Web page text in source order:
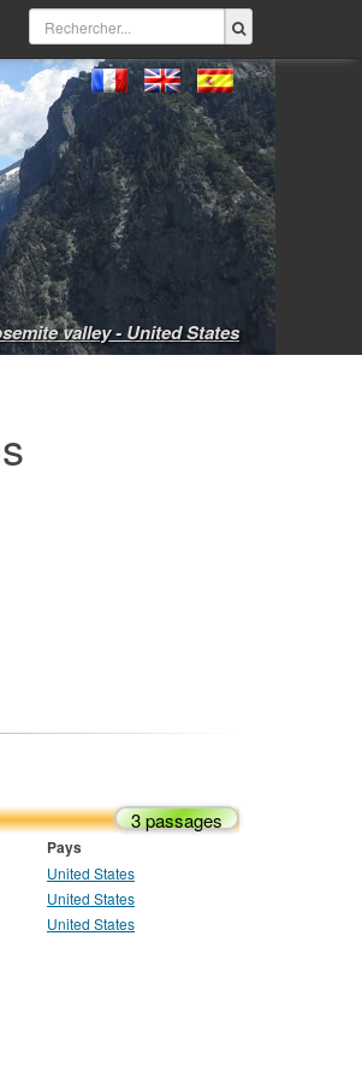
valley - United States
3 passages
Pays
United States
United States
United States